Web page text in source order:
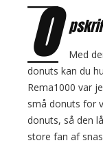
O
Med
donuts kan du
Rema1000 var
små donuts for
donuts, så den
store fan af